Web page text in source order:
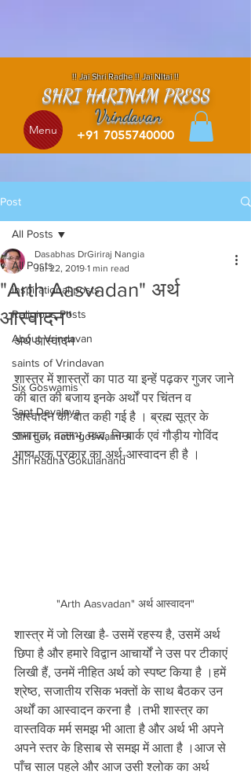
!! Jai Shri Radhe !! Jai NItai !!
SHRI HARINAM PRESS
Vrindavan
+91 7055740000
Menu
Post
All Posts
inspirational posts
Religious Posts
About Vrindavan
saints of Vrindavan
Six Goswamis
Sapt Devalaya
Shri Lok nath goswami Ji
Shri Radha Gokulanand
All Posts
"Arth Aasvadan" अर्थ
आस्वादन"
Dasabhas DrGiriraj Nangia
Jul 22, 2019 1 min read
अर्थ आस्वादन
शास्त्र में शास्त्रों का पाठ या इन्हें पढ़कर गुजर जाने
की बात की बजाय इनके अर्थों पर चिंतन व
आस्वादन की बात कही गई है । ब्रह्म सूत्र के
रामानुज, वल्लभ, मध्व, निम्बार्क एवं गौड़ीय गोविंद
भाष्य-एक प्रकार का अर्थ-आस्वादन ही है ।
"Arth Aasvadan" अर्थ आस्वादन"
शास्त्र में जो लिखा है- उसमें रहस्य है, उसमें अर्थ
छिपा है और हमारे विद्वान आचार्यों ने उस पर टीकाएं
लिखी हैं, उनमें नीहित अर्थ को स्पष्ट किया है ।हमें
श्रेष्ठ, सजातीय रसिक भक्तों के साथ बैठकर उन
अर्थों का आस्वादन करना है ।तभी शास्त्र का
वास्तविक मर्म समझ भी आता है और अर्थ भी अपने
अपने स्तर के हिसाब से समझ में आता है ।आज से
पाँच साल पहले और आज उसी श्लोक का अर्थ